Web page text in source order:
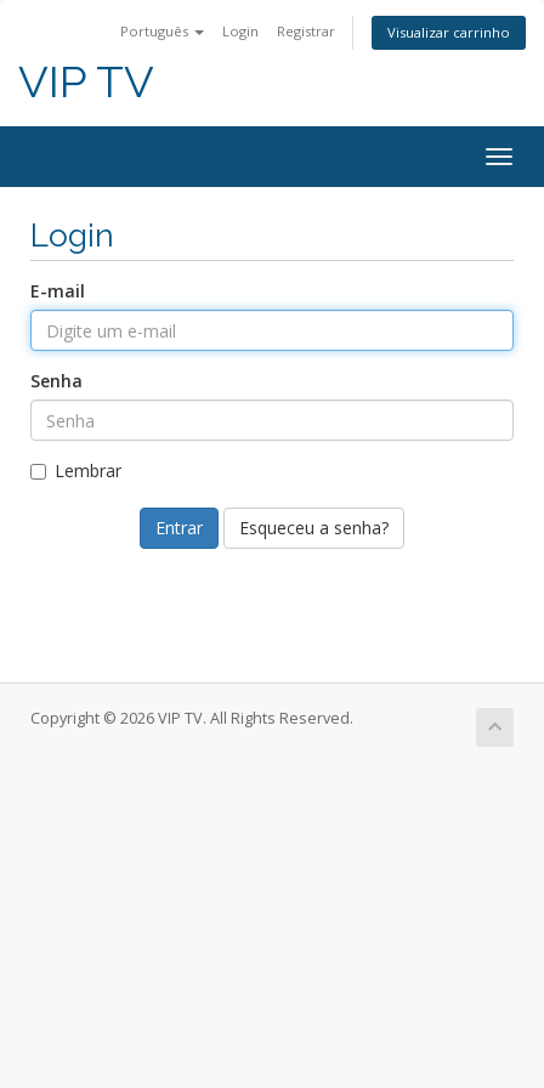
Português Login Registrar Visualizar carrinho
VIP TV
Login
E-mail
Senha
Lembrar
Esqueceu a senha?
Copyright © 2026 VIP TV. All Rights Reserved.